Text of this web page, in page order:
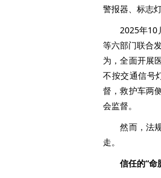
警报器、标志
2025年10月
等六部门联合
为，全面开展
不按交通信号
督，救护车两
会监督。
然而，法规
走。
信任的“命